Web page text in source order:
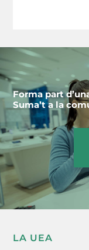
Forma part
Suma’t a la
LA UEA